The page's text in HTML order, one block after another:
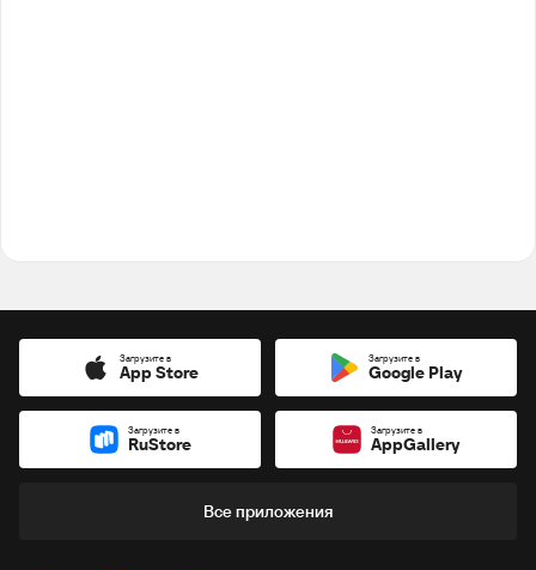
Загрузите в
App Store
Загрузите в
Google Play
Загрузите в
RuStore
Загрузите в
AppGallery
Все приложения